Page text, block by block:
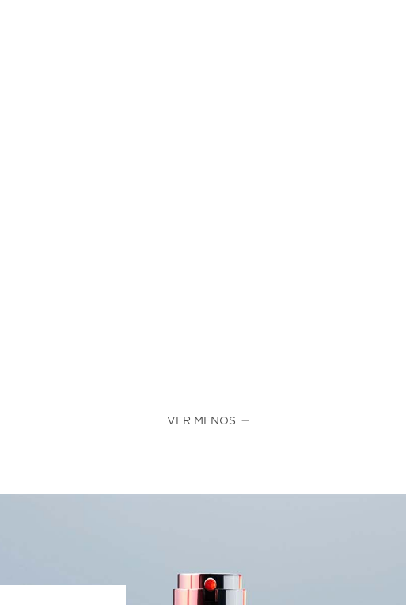
VER MENOS